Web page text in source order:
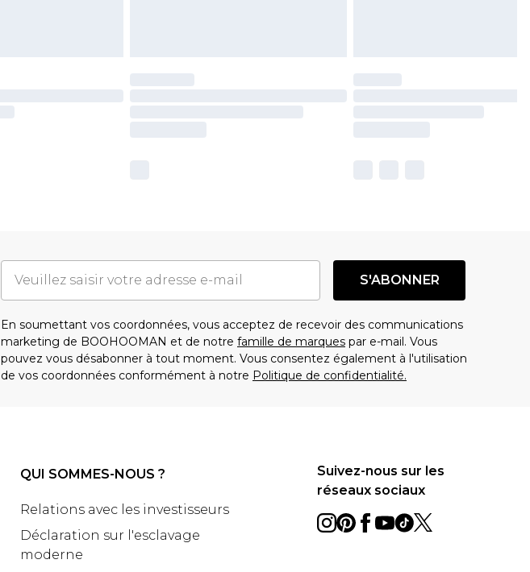
S'ABONNER
En soumettant vos coordonnées, vous acceptez de recevoir des communications
marketing de BOOHOOMAN et de notre famille de marques par e-mail. Vous
pouvez vous désabonner à tout moment. Vous consentez également à l'utilisation
de vos coordonnées conformément à notre Politique de confidentialité.
QUI SOMMES-NOUS ?
Relations avec les investisseurs
Déclaration sur l'esclavage
moderne
Suivez-nous sur les
réseaux sociaux